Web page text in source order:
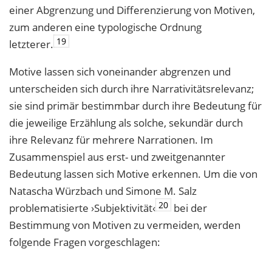
einer Abgrenzung und Differenzierung von Motiven,
zum anderen eine typologische Ordnung
letzterer. 19
Motive lassen sich voneinander abgrenzen und
unterscheiden sich durch ihre Narrativitätsrelevanz;
sie sind primär bestimmbar durch ihre Bedeutung für
die jeweilige Erzählung als solche, sekundär durch
ihre Relevanz für mehrere Narrationen. Im
Zusammenspiel aus erst- und zweitgenannter
Bedeutung lassen sich Motive erkennen. Um die von
Natascha Würzbach und Simone M. Salz
problematisierte ›Subjektivität‹ 20 bei der
Bestimmung von Motiven zu vermeiden, werden
folgende Fragen vorgeschlagen: